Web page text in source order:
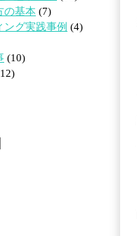
の基本 (7)
ング実践事例 (4)
(10)